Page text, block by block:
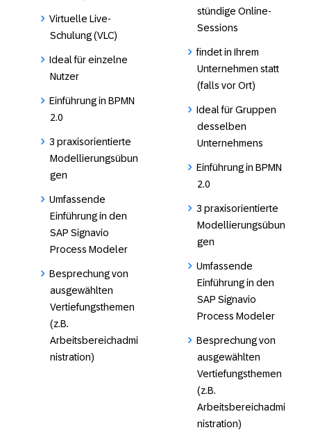
Virtuelle Live-
Schulung (VLC)
Ideal für einzelne
Nutzer
Einführung in BPMN
2.0
3 praxisorientierte
Modellierungsübun
gen
Umfassende
Einführung in den
SAP Signavio
Process Modeler
Besprechung von
ausgewählten
Vertiefungsthemen
(z.B.
Arbeitsbereichadmi
nistration)
stündige Online-
Sessions
findet in Ihrem
Unternehmen statt
(falls vor Ort)
Ideal für Gruppen
desselben
Unternehmens
Einführung in BPMN
2.0
3 praxisorientierte
Modellierungsübun
gen
Umfassende
Einführung in den
SAP Signavio
Process Modeler
Besprechung von
ausgewählten
Vertiefungsthemen
(z.B.
Arbeitsbereichadmi
nistration)